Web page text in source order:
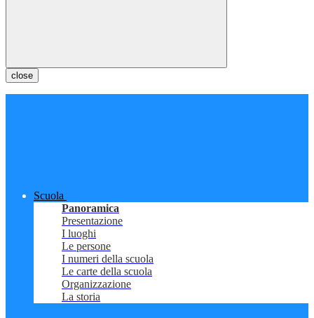
close
Scuola
Panoramica
Presentazione
I luoghi
Le persone
I numeri della scuola
Le carte della scuola
Organizzazione
La storia